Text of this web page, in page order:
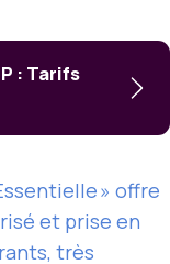
: Tarifs
» offre
et prise en
très